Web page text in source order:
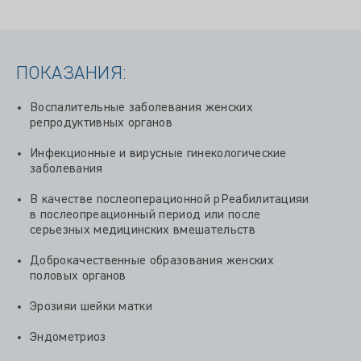
ПОКАЗАНИЯ:
Воспалительные заболевания женских
репродуктивных органов
Инфекционные и вирусные гинекологические
заболевания
В качестве послеоперационной рРеабилитацияи
в послеопреационный период или после
серьезных медицинских вмешательств
Доброкачественные образования женских
половых органов
Эрозияи шейки матки
Эндометриоз